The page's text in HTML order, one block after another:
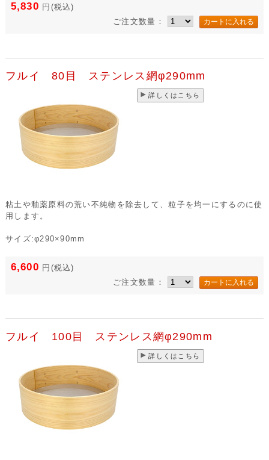
5,830 円 (税込)
ご注文数量：
フルイ 80目 ステンレス網φ290mm
詳しくはこちら
粘土や釉薬原料の荒い不純物を除去して、粒子を均一にするのに使
用します。
サイズ:φ290×90mm
6,600 円 (税込)
ご注文数量：
フルイ 100目 ステンレス網φ290mm
詳しくはこちら